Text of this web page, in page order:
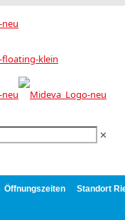
✕
Öffnungszeiten Standort